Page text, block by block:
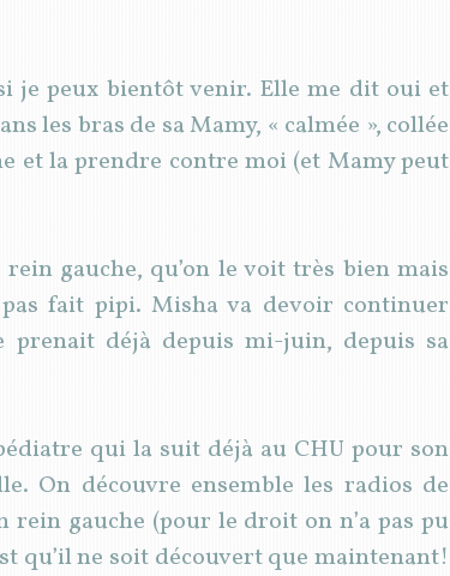
je peux bientôt venir. Elle me dit oui et
les bras de sa Mamy, « calmée », collée
et la prendre contre moi (et Mamy peut
gauche, qu’on le voit très bien mais
fait pipi. Misha va devoir continuer
prenait déjà depuis mi-juin, depuis sa
qui la suit déjà au CHU pour son
On découvre ensemble les radios de
rein gauche (pour le droit on n’a pas pu
qu’il ne soit découvert que maintenant!